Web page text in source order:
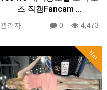
즈 직캠Fancam …
관리자 0 4,473
Hot